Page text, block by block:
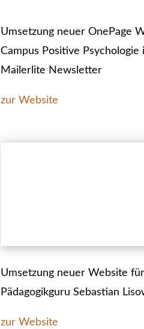
Umsetzung neuer OnePage
Campus Positive Psychologie
Mailerlite Newsletter
zur Website
Umsetzung neuer Website für
Pädagogikguru Sebastian
zur Website